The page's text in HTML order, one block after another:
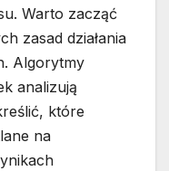
Warto zacząć
zasad działania
Algorytmy
analizują
które
na